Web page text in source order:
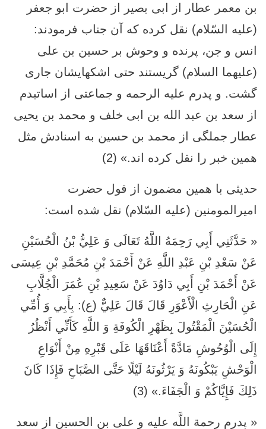
بن معمر عطار از ابى بصير از حضرت ابو جعفر
(عليه السّلام) نقل كرده كه آن جناب فرمودند:
انس و جن، پرنده و وحوش بر حسين بن على
(عليهما السلام) گريستند حتى‏ اشکهايشان جارى
گشت. و پدرم عليه الرحمه و جماعتى از اساتيدم
از سعد بن عبد الله بن ابى خلف و محمد بن يحيى
عطار جملگى از محمد بن حسين به اسنادش مثل
همين خبر را نقل كرده ‏اند.» (2)
حدیثی با همین مضمون از قول حضرت
امیرالمومنین (علیه السّلام) نقل شده است:
« حَدَّثَنِي أَبِي رَحِمَهُ اللَّهُ تَعَالَى وَ عَلِيُّ بْنُ الْحُسَيْنِ
عَنْ سَعْدِ بْنِ عَبْدِ اللَّهِ عَنْ أَحْمَدَ بْنِ مُحَمَّدِ بْنِ عِيسَى
عَنْ أَحْمَدَ بْنِ أَبِي دَاوُدَ عَنْ سَعِيدِ بْنِ عُمَرَ الْجُلَّابِ
عَنِ الْحَارِثِ الْأَعْوَرِ قَالَ قَالَ عَلِيٌّ (ع): بِأَبِي وَ أُمِّي
الْحُسَيْنَ الْمَقْتُولَ‏ بِظَهْرِ الْكُوفَةِ وَ اللَّهِ كَأَنِّي أَنْظُرُ
إِلَى الْوُحُوشِ مَادَّةً أَعْنَاقَهَا عَلَى قَبْرِهِ مِنْ أَنْوَاعِ
الْوَحْشِ يَبْكُونَهُ وَ يَرْثُونَهُ لَيْلًا حَتَّى الصَّبَاحِ فَإِذَا كَانَ
ذَلِكَ فَإِيَّاكُمْ وَ الْجَفَاءَ.» (3)
« پدرم رحمة اللَّه عليه و على بن الحسين از سعد